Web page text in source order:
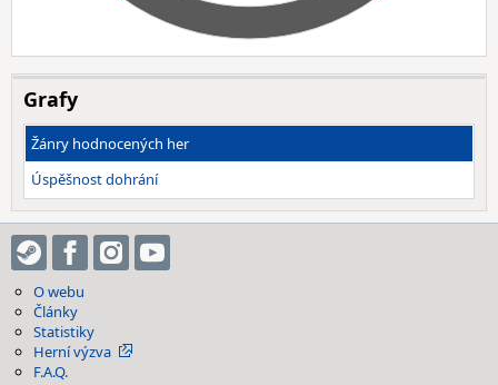
Grafy
Žánry hodnocených her
Úspěšnost dohrání
O webu
Články
Statistiky
Herní výzva
F.A.Q.